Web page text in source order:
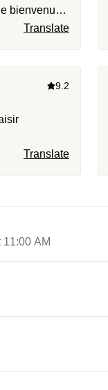
bienvenu…
au prix je
Translate
9.2
Translate
11:00 AM